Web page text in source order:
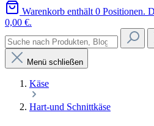
Warenkorb enthält 0 Positionen.
0,00 €.
Menü schließen
Käse
Hart-und Schnittkäse